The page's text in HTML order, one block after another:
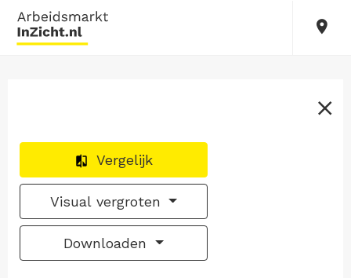
Vergelijk
Visual vergroten
Downloaden